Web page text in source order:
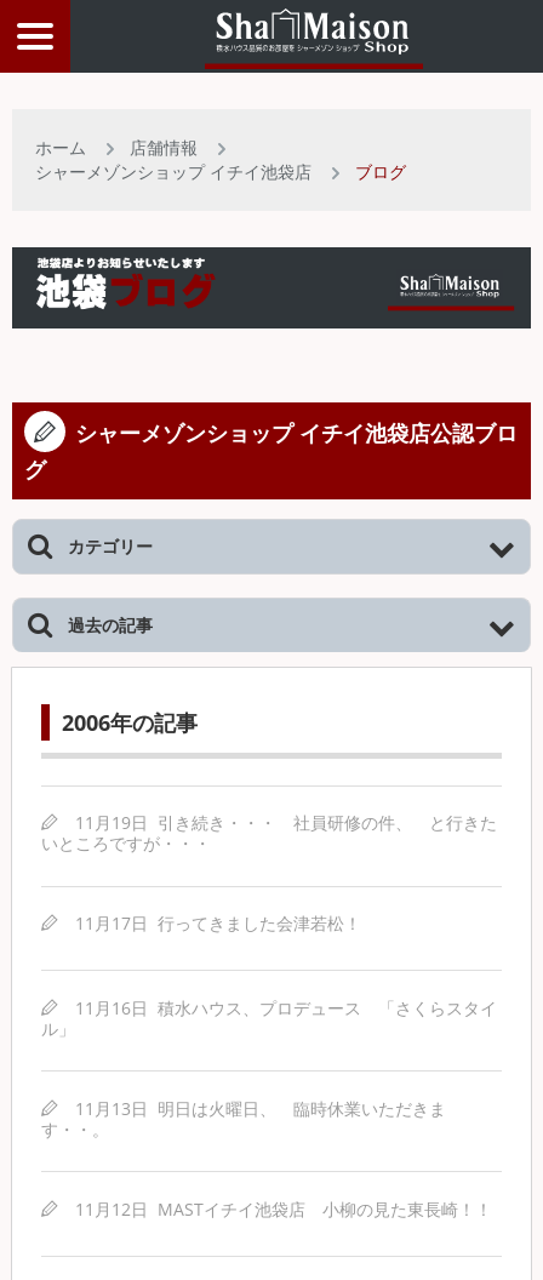
店舗情報
お客様サービス
入居者サポート
トップページ
ホーム
店舗情報
シャーメゾンショップ イチイ池袋店
ブログ
シャーメゾンショップ イチイ池袋店公認ブロ
グ
カテゴリー
過去の記事
2006年の記事
11月19日 引き続き・・・ 社員研修の件、 と行きた
いところですが・・・
11月17日 行ってきました会津若松！
11月16日 積水ハウス、プロデュース 「さくらスタイ
ル」
11月13日 明日は火曜日、 臨時休業いただきま
す・・。
11月12日 MASTイチイ池袋店 小柳の見た東長崎！！